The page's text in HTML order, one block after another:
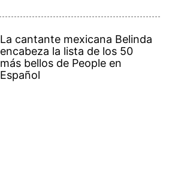
La cantante mexicana Belinda
encabeza la lista de los 50
más bellos de People en
Español